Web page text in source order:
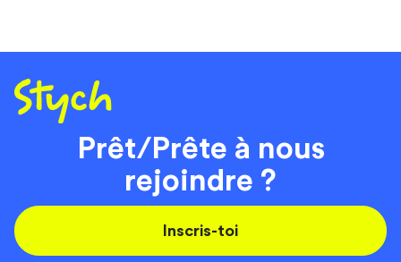
Prêt/Prête à nous
rejoindre ?
Inscris-toi